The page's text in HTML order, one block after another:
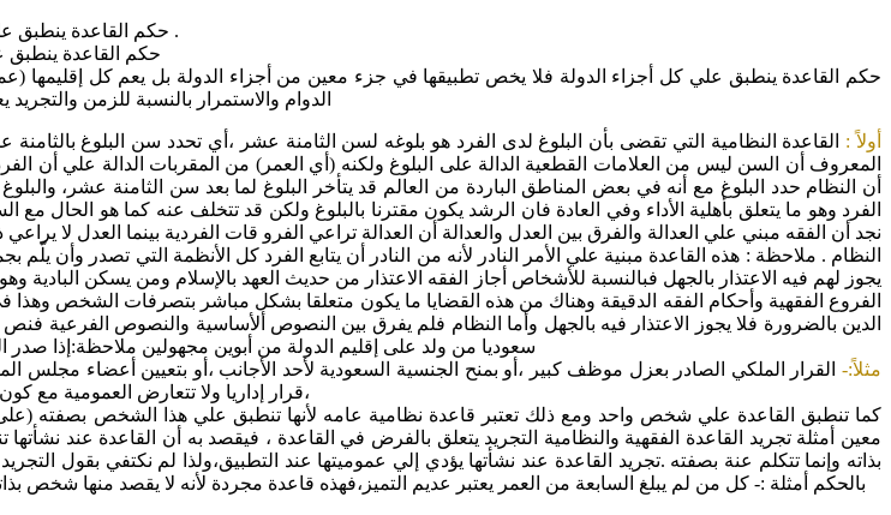
حكم القاعدة ينطبق علي جميع الأفراد الذين تتوفر فيهم الصفات المحددة بها(عمومية التطبيق علي كل الأفراد) .
حكم القاعدة ينطبق
حكم القاعدة ينطبق علي كل أجزاء الدولة فلا يخص تطبيقها في جزء معين من أجزاء الدولة بل يعم كل إقليمها
الدوام والاستمرار بالنسبة للزمن
أولاً :
القاعدة النظامية التي تقضى بأن البلوغ لدى الفرد هو بلوغه لسن الثامنة عشر ،أي تحدد سن البلوغ
المعروف أن السن ليس من العلامات القطعية الدالة على البلوغ ولكنه (أي العمر) من المقربات الدالة علي أن
أن النظام حدد البلوغ مع أنه في بعض المناطق الباردة من العالم قد يتأخر البلوغ لما بعد سن الثامنة عشر،
الفرد وهو ما يتعلق بأهلية الأداء وفي العادة فان الرشد يكون مقترنا بالبلوغ ولكن قد تتخلف عنه كما هو الحال مع
نجد أن الفقه مبني علي العدالة والفرق بين العدل والعدالة أن العدالة تراعي الفرو قات الفردية بينما العدل لا
النظام . ملاحظة : هذه القاعدة مبنية علي الأمر النادر لأنه من النادر أن يتابع الفرد كل الأنظمة التي تصدر وأن
يجوز لهم فيه الاعتذار بالجهل فبالنسبة للأشخاص أجاز الفقه الاعتذار من حديث العهد بالإسلام ومن يسكن
الفروع الفقهية وأحكام الفقه الدقيقة وهناك من هذه القضايا ما يكون متعلقا بشكل مباشر بتصرفات الشخص وهذا
الدين بالضرورة فلا يجوز الاعتذار فيه بالجهل وأما النظام فلم يفرق بين النصوص ألأساسية والنصوص الفرعية فنص
سعوديا من ولد على إقليم الدولة من أبوين مجهولين ملاحظة:إذا
مثلاً:- القرار الملكي الصادر بعزل موظف كبير ،أو بمنح الجنسية السعودية لأحد الأجانب ،أو بتعيين أعضاء مجلس
قرار إداريا ولا تتعارض العمومية مع كون القاعدة النظامية تتعلق بطائفة معينه تنظم شؤونهم ومصالحهم كنصوص نظام العمل والعمال،
كما تنطبق القاعدة علي شخص واحد ومع ذلك تعتبر قاعدة نظامية عامه لأنها تنطبق علي هذا الشخص بصفته
معين أمثلة تجريد القاعدة الفقهية والنظامية التجريد يتعلق بالفرض في القاعدة ، فيقصد به أن القاعدة عند
بذاته وإنما تتكلم عنة بصفته .تجريد القاعدة عند نشأتها يؤدي إلي عموميتها عند التطبيق،ولذا لم نكتفي بقول
بالحكم أمثلة :- كل من لم يبلغ السابعة من العمر يعتبر عديم التميز،فهذه قاعدة مجردة لأنه لا يقصد منها